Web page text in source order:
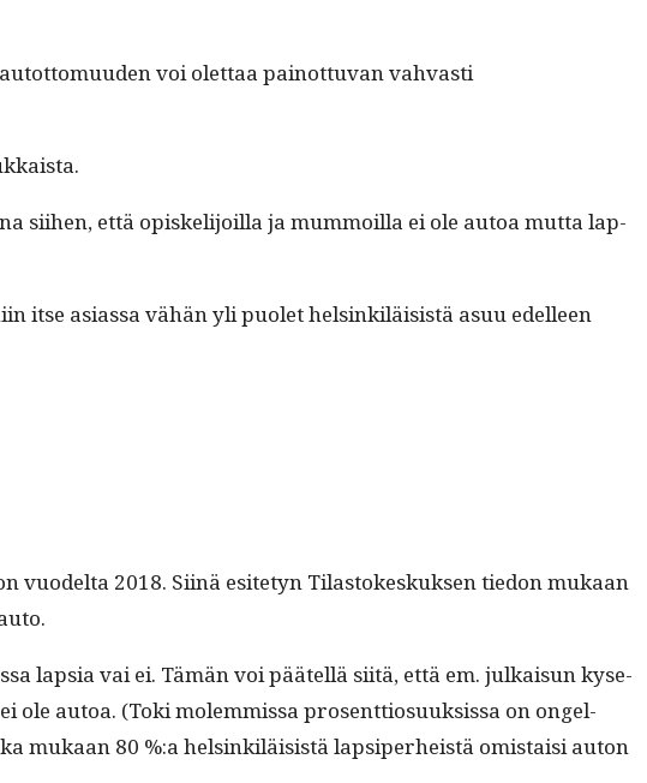
voi olet­taa pain­ot­tuvan vah­vasti
siihen, että opiske­li­joil­la ja mum­moil­la ei ole autoa mut­ta lap­
itse asi­as­sa vähän yli puo­let helsinkiläi­sistä asuu edelleen
2018. Siinä esite­tyn Tilas­tokeskuk­sen tiedon mukaan
lap­sia vai ei. Tämän voi päätel­lä siitä, että em. julka­isun kyse­
ole autoa. (Toki molem­mis­sa pros­ent­tio­suuk­sis­sa on ongel­
mukaan 80 %:a helsinkiläi­sistä lap­siper­heistä omis­taisi auton